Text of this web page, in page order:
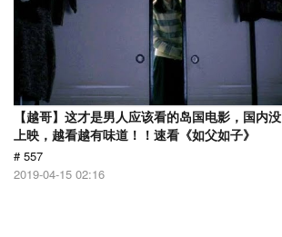
【越哥】这才是男人应该看的岛国电影，国内没
上映，越看越有味道！！速看《如父如子》
# 557
2019-04-15 02:16